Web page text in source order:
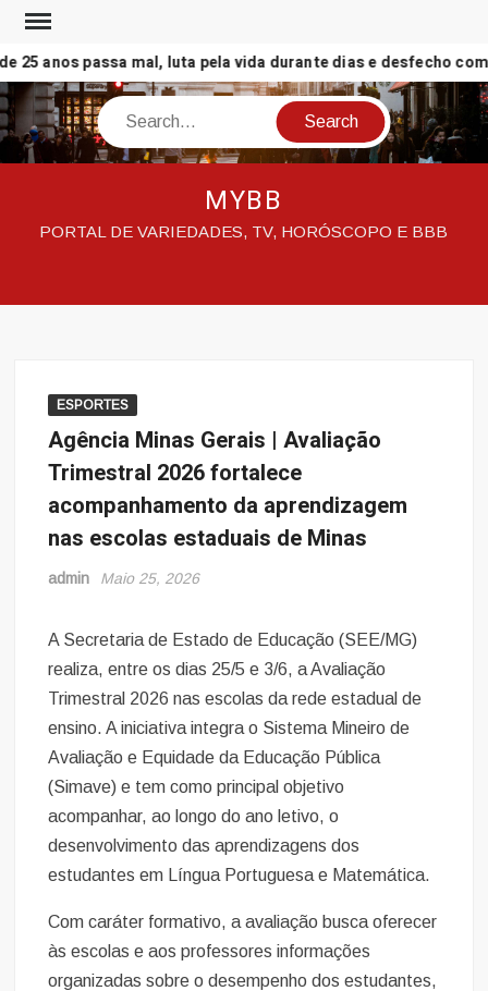
Skip
contentanos passa mal, luta pela vida durante dias e desfecho
Search
MYBB
PORTAL DE VARIEDADES, TV, HORÓSCOPO E BBB
ESPORTES
Agência Minas Gerais | Avaliação
Trimestral 2026 fortalece
acompanhamento da aprendizagem
nas escolas estaduais de Minas
admin Maio 25, 2026
A Secretaria de Estado de Educação (SEE/MG)
realiza, entre os dias 25/5 e 3/6, a Avaliação
Trimestral 2026 nas escolas da rede estadual de
ensino. A iniciativa integra o Sistema Mineiro de
Avaliação e Equidade da Educação Pública
(Simave) e tem como principal objetivo
acompanhar, ao longo do ano letivo, o
desenvolvimento das aprendizagens dos
estudantes em Língua Portuguesa e Matemática.
Com caráter formativo, a avaliação busca oferecer
às escolas e aos professores informações
organizadas sobre o desempenho dos estudantes,